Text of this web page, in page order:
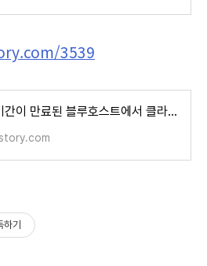
3539
호스팅 기간이 만료된 블루호스트에서 클라우드웨이즈로 워드프레스 마이그레이션 작업
하기